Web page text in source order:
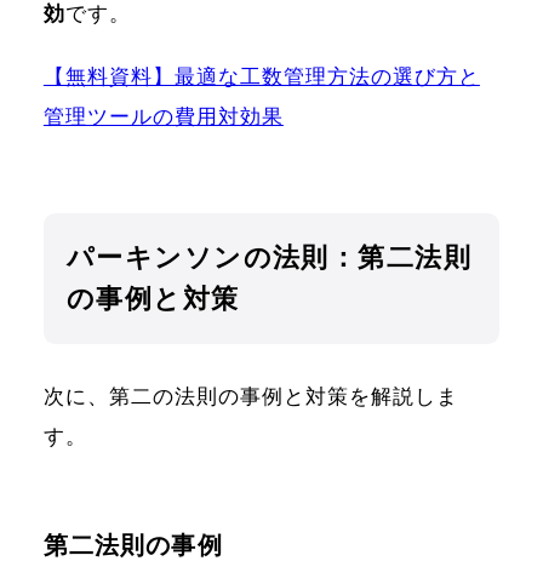
効です。
【無料資料】最適な工数管理方法の選び方と
管理ツールの費用対効果
パーキンソンの法則：第二法則
の事例と対策
次に、第二の法則の事例と対策を解説しま
す。
第二法則の事例